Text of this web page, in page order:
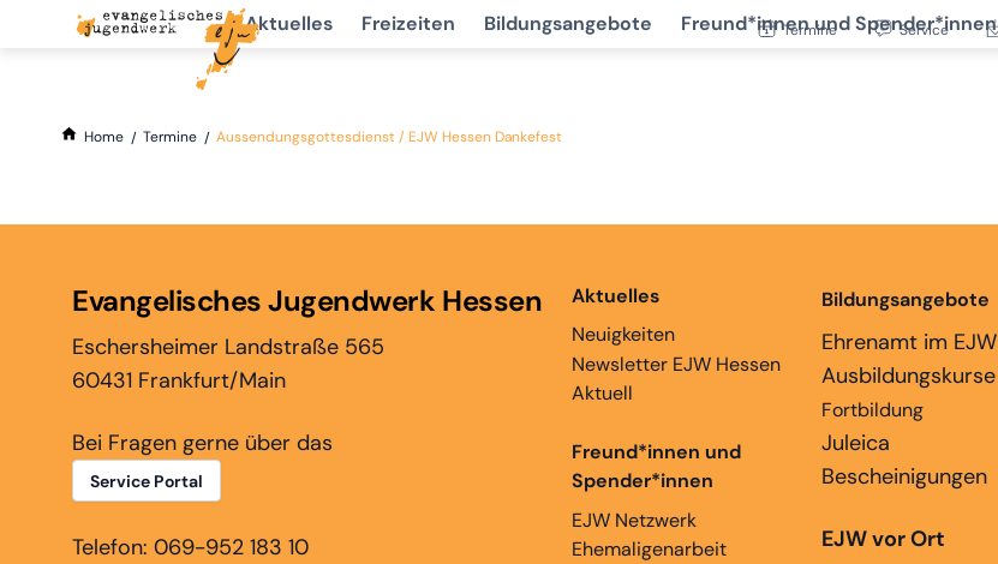
Termine Service
Aktuelles Freizeiten Bildungsangebote Freund*innen und Spender*innen
Home Termine Aussendungsgottesdienst / EJW Hessen Dankefest
Evangelisches Jugendwerk Hessen
Eschersheimer Landstraße 565
60431 Frankfurt/Main
Bei Fragen gerne über das
Service Portal
Telefon: 069-952 183 10
Aktuelles
Neuigkeiten
Newsletter EJW Hessen
Aktuell
Freund*innen und
Spender*innen
EJW Netzwerk
Ehemaligenarbeit
Bildungsangebote
Ehrenamt im EJW
Ausbildungskurse
Fortbildung
Juleica
Bescheinigungen
EJW vor Ort